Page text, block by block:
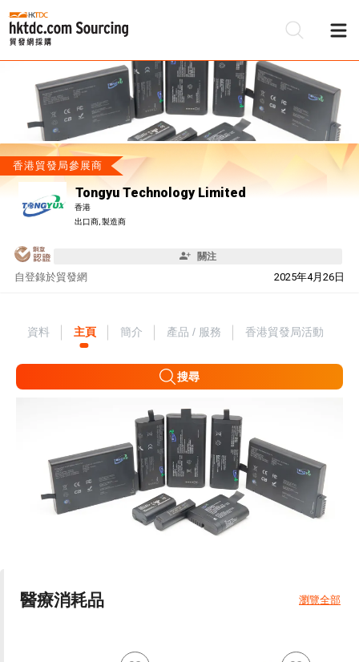
香港貿發局參展商
Tongyu Technology Limited
香港
出口商, 製造商
關注
自 2025年4月26日
登錄於貿發網
資料 主頁 簡介 產品 / 服務 香港貿發局活動
搜尋
醫療消耗品 瀏覽全部